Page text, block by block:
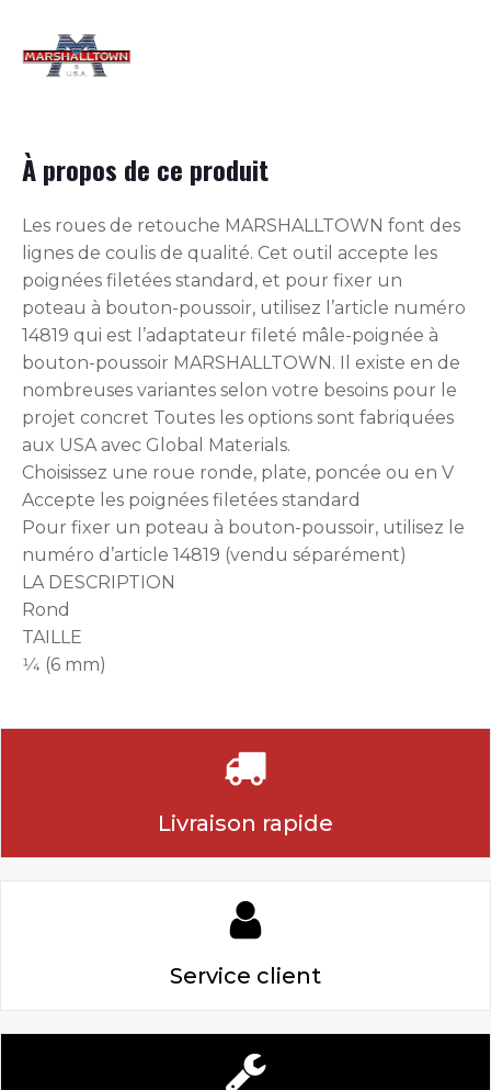
À propos de ce produit
Les roues de retouche MARSHALLTOWN font des
lignes de coulis de qualité. Cet outil accepte les
poignées filetées standard, et pour fixer un
poteau à bouton-poussoir, utilisez l’article numéro
14819 qui est l’adaptateur fileté mâle-poignée à
bouton-poussoir MARSHALLTOWN. Il existe en de
nombreuses variantes selon votre besoins pour le
projet concret Toutes les options sont fabriquées
aux USA avec Global Materials.
Choisissez une roue ronde, plate, poncée ou en V
Accepte les poignées filetées standard
Pour fixer un poteau à bouton-poussoir, utilisez le
numéro d’article 14819 (vendu séparément)
LA DESCRIPTION
Rond
TAILLE
1⁄4 (6 mm)
Livraison rapide
Service client